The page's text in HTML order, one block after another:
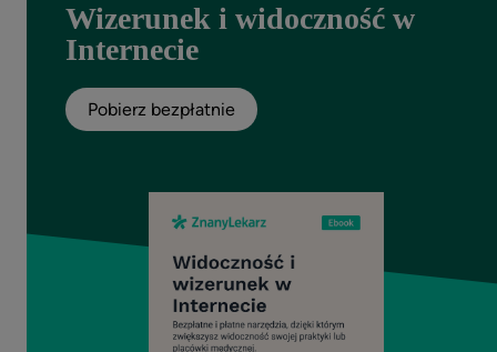
Wizerunek i widoczność w
Internecie
Pobierz bezpłatnie